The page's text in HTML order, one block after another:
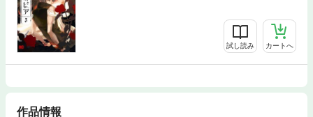
試し読み カートへ
作品情報